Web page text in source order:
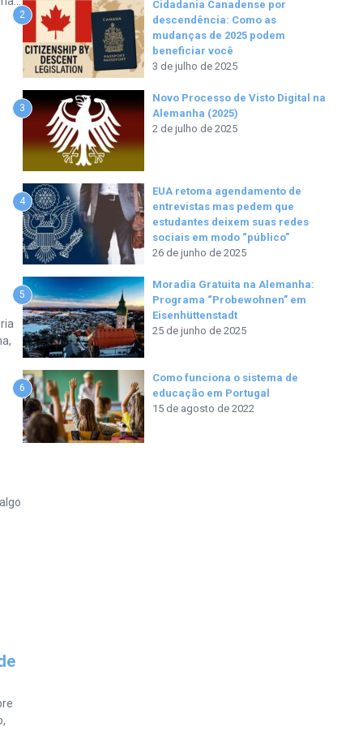
2
Cidadania Canadense por
descendência: Como as
mudanças de 2025 podem
beneficiar você
3 de julho de 2025
3
Novo Processo de Visto Digital na
Alemanha (2025)
2 de julho de 2025
4
EUA retoma agendamento de
entrevistas mas pedem que
estudantes deixem suas redes
sociais em modo “público”
26 de junho de 2025
5
Moradia Gratuita na Alemanha:
Programa “Probewohnen” em
Eisenhüttenstadt
25 de junho de 2025
6
Como funciona o sistema de
educação em Portugal
15 de agosto de 2022